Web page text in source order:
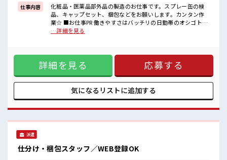
■職場の雰囲気
女性多数カツヤク中の職場です！
派手すぎなければ多少のヘアカラーもOKなのはウレシイPoint☆
ロッカーあり！
仕事内容
化粧品・医薬品部外品の製造のお仕事です。スプレー缶の検
品、キャップセット、梱包などをお願いします。カンタン作
業☆ ■お仕事PR 働きやすさはバッチリの日勤帯のオシゴト≪
大好評★ 土日祝休み≫！ しっかり休んでリフレッシュできち
でもこれからももっと活躍したいアナタにオススメ☆ ≪女性
が多めの職場≫ 休み時間には女子トークがあふれる明るい職
場です！ もちろん男性の応募もお待ちしてます♪ 駐車場有で
マイカー通勤にも便利☆ 当社スタッフさんも多数活躍中！ ■
職場の雰囲気 女性多数カツヤク中の職場です！ 派手すぎなけ
れば多少のヘアカラーもOKなのはウレシイPoint☆ ロッカー
…詳細を見る
詳細を見る 応募する
気になるリストに追加する
派遣
仕分け・梱包スタッフ／WEB登録OK